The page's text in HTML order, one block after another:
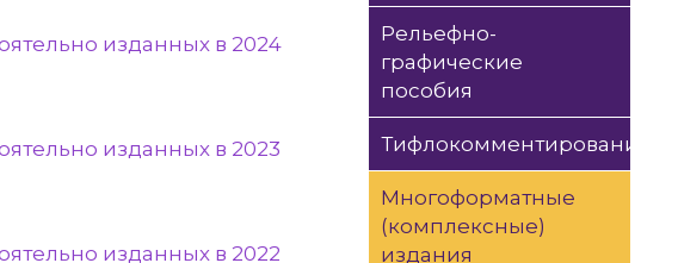
изданных в 2024
изданных в 2023
изданных в 2022
Рельефно-
графические
пособия
Тифлокомментирование
Многоформатные
(комплексные)
издания